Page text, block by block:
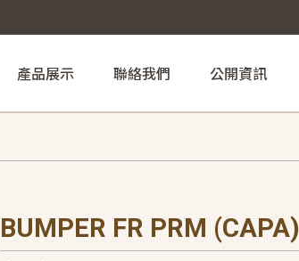
產品展示 聯絡我們 公開資訊
BUMPER FR PRM (CAPA)